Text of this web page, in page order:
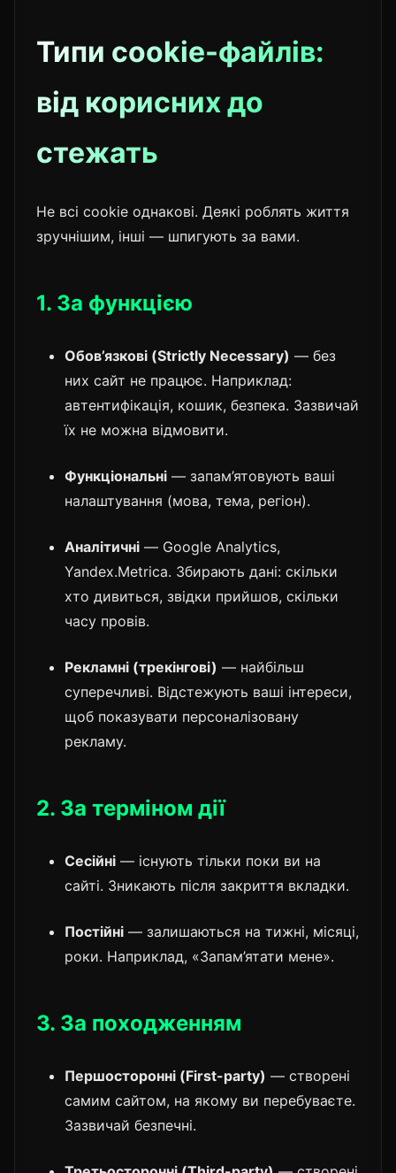
Типи cookie-файлів:
від корисних до
стежать
Не всі cookie однакові. Деякі роблять життя
зручнішим, інші — шпигують за вами.
1. За функцією
Обов’язкові (Strictly Necessary) — без
них сайт не працює. Наприклад:
автентифікація, кошик, безпека. Зазвичай
їх не можна відмовити.
Функціональні — запам’ятовують ваші
налаштування (мова, тема, регіон).
Аналітичні — Google Analytics,
Yandex.Metrica. Збирають дані: скільки
хто дивиться, звідки прийшов, скільки
часу провів.
Рекламні (трекінгові) — найбільш
суперечливі. Відстежують ваші інтереси,
щоб показувати персоналізовану
рекламу.
2. За терміном дії
Сесійні — існують тільки поки ви на
сайті. Зникають після закриття вкладки.
Постійні — залишаються на тижні, місяці,
роки. Наприклад, «Запам’ятати мене».
3. За походженням
Першосторонні (First-party) — створені
самим сайтом, на якому ви перебуваєте.
Зазвичай безпечні.